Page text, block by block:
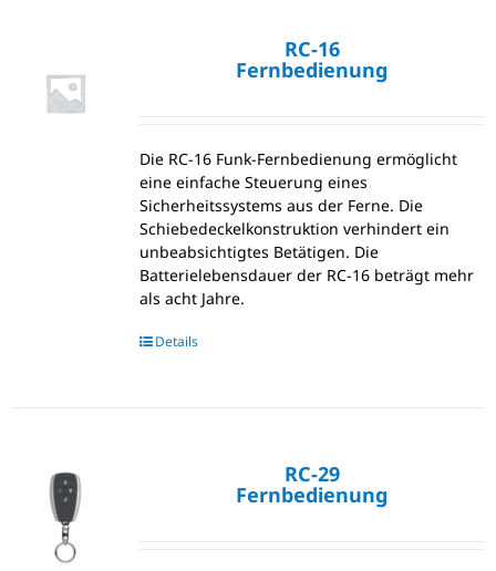
RC-16
Fernbedienung
Die RC-16 Funk-Fernbedienung ermöglicht
eine einfache Steuerung eines
Sicherheitssystems aus der Ferne. Die
Schiebedeckelkonstruktion verhindert ein
unbeabsichtigtes Betätigen. Die
Batterielebensdauer der RC-16 beträgt mehr
als acht Jahre.
Details
RC-29
Fernbedienung